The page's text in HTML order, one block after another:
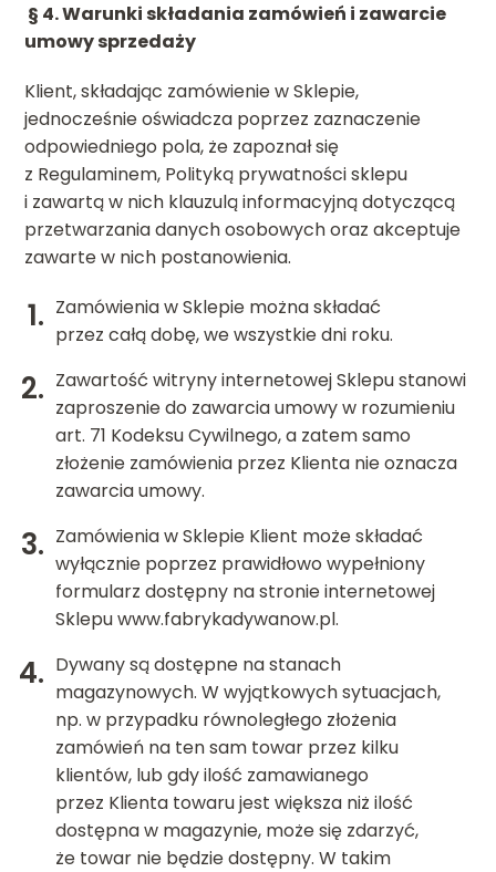
§ 4. Warunki składania zamówień i zawarcie
umowy sprzedaży
Klient, składając zamówienie w Sklepie,
jednocześnie oświadcza poprzez zaznaczenie
odpowiedniego pola, że zapoznał się
z Regulaminem, Polityką prywatności sklepu
i zawartą w nich klauzulą informacyjną dotyczącą
przetwarzania danych osobowych oraz akceptuje
zawarte w nich postanowienia.
Zamówienia w Sklepie można składać
przez całą dobę, we wszystkie dni roku.
Zawartość witryny internetowej Sklepu stanowi
zaproszenie do zawarcia umowy w rozumieniu
art. 71 Kodeksu Cywilnego, a zatem samo
złożenie zamówienia przez Klienta nie oznacza
zawarcia umowy.
Zamówienia w Sklepie Klient może składać
wyłącznie poprzez prawidłowo wypełniony
formularz dostępny na stronie internetowej
Sklepuwww.fabrykadywanow.pl.
Dywany są dostępne na stanach
magazynowych. W wyjątkowych sytuacjach,
np. w przypadku równoległego złożenia
zamówień na ten sam towar przez kilku
klientów, lub gdy ilość zamawianego
przez Klienta towaru jest większa niż ilość
dostępna w magazynie, może się zdarzyć,
że towar nie będzie dostępny. W takim